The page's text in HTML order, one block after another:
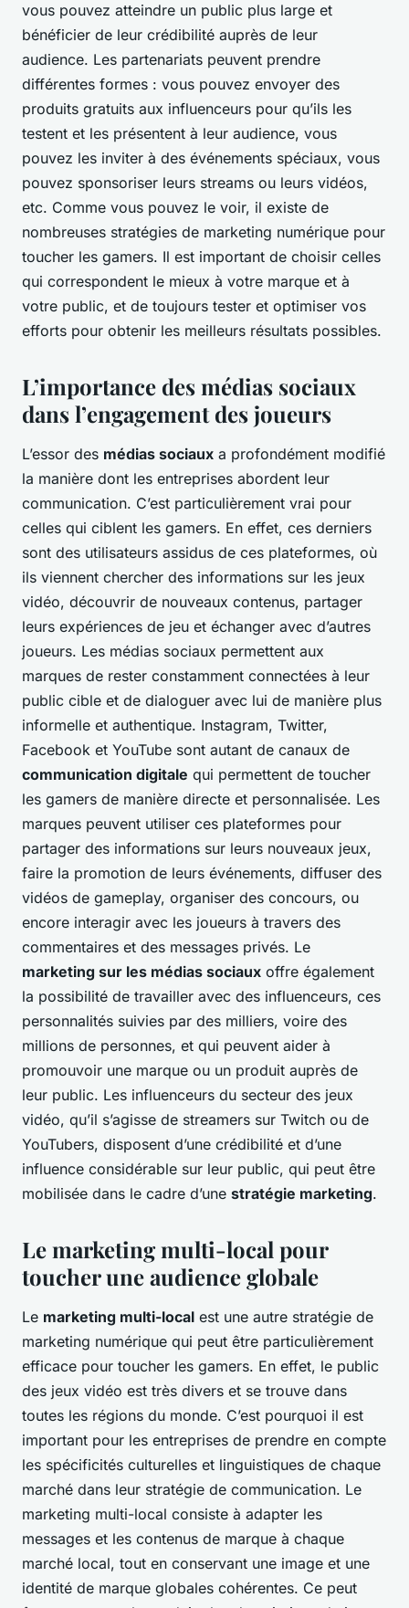
vous pouvez atteindre un public plus large et
bénéficier de leur crédibilité auprès de leur
audience. Les partenariats peuvent prendre
différentes formes : vous pouvez envoyer des
produits gratuits aux influenceurs pour qu’ils les
testent et les présentent à leur audience, vous
pouvez les inviter à des événements spéciaux, vous
pouvez sponsoriser leurs streams ou leurs vidéos,
etc. Comme vous pouvez le voir, il existe de
nombreuses stratégies de marketing numérique pour
toucher les gamers. Il est important de choisir celles
qui correspondent le mieux à votre marque et à
votre public, et de toujours tester et optimiser vos
efforts pour obtenir les meilleurs résultats possibles.
L’importance des médias sociaux
dans l’engagement des joueurs
L’essor des médias sociaux a profondément modifié
la manière dont les entreprises abordent leur
communication. C’est particulièrement vrai pour
celles qui ciblent les gamers. En effet, ces derniers
sont des utilisateurs assidus de ces plateformes, où
ils viennent chercher des informations sur les jeux
vidéo, découvrir de nouveaux contenus, partager
leurs expériences de jeu et échanger avec d’autres
joueurs. Les médias sociaux permettent aux
marques de rester constamment connectées à leur
public cible et de dialoguer avec lui de manière plus
informelle et authentique. Instagram, Twitter,
Facebook et YouTube sont autant de canaux de
communication digitale qui permettent de toucher
les gamers de manière directe et personnalisée. Les
marques peuvent utiliser ces plateformes pour
partager des informations sur leurs nouveaux jeux,
faire la promotion de leurs événements, diffuser des
vidéos de gameplay, organiser des concours, ou
encore interagir avec les joueurs à travers des
commentaires et des messages privés. Le
marketing sur les médias sociaux offre également
la possibilité de travailler avec des influenceurs, ces
personnalités suivies par des milliers, voire des
millions de personnes, et qui peuvent aider à
promouvoir une marque ou un produit auprès de
leur public. Les influenceurs du secteur des jeux
vidéo, qu’il s’agisse de streamers sur Twitch ou de
YouTubers, disposent d’une crédibilité et d’une
influence considérable sur leur public, qui peut être
mobilisée dans le cadre d’une stratégie marketing.
Le marketing multi-local pour
toucher une audience globale
Le marketing multi-local est une autre stratégie de
marketing numérique qui peut être particulièrement
efficace pour toucher les gamers. En effet, le public
des jeux vidéo est très divers et se trouve dans
toutes les régions du monde. C’est pourquoi il est
important pour les entreprises de prendre en compte
les spécificités culturelles et linguistiques de chaque
marché dans leur stratégie de communication. Le
marketing multi-local consiste à adapter les
messages et les contenus de marque à chaque
marché local, tout en conservant une image et une
identité de marque globales cohérentes. Ce peut